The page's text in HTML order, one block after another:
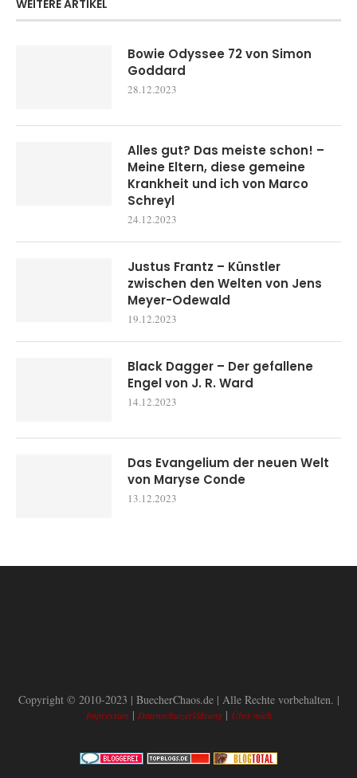
WEITERE ARTIKEL
Bowie Odyssee 72 von Simon
Goddard
28.12.2023
Alles gut? Das meiste schon! –
Meine Eltern, diese gemeine
Krankheit und ich von Marco
Schreyl
24.12.2023
Justus Frantz – Künstler
zwischen den Welten von Jens
Meyer-Odewald
19.12.2023
Black Dagger – Der gefallene
Engel von J. R. Ward
14.12.2023
Das Evangelium der neuen Welt
von Maryse Conde
13.12.2023
Copyright © 2010-2023 | BuecherChaos.de | Alle Rechte vorbehalten. |
Impressum | Datenschutzerklärung| Über mich